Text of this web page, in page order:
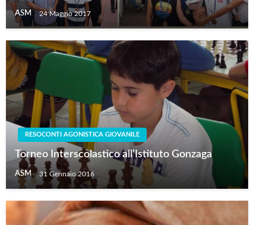
ASM 24 Maggio 2017
RESOCONTI AGONISTICA GIOVANILE
Torneo Interscolastico all’Istituto Gonzaga
ASM 31 Gennaio 2016